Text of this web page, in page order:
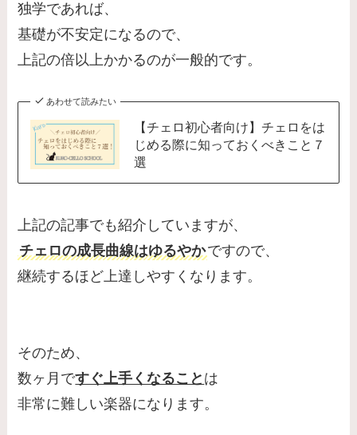
独学であれば、
基礎が不安定になるので、
上記の倍以上かかるのが一般的です。
あわせて読みたい
【チェロ初心者向け】チェロをは
じめる際に知っておくべきこと７
選
上記の記事でも紹介していますが、
チェロの成長曲線はゆるやかですので、
継続するほど上達しやすくなります。
そのため、
数ヶ月ですぐ上手くなること は
非常に難しい楽器になります。